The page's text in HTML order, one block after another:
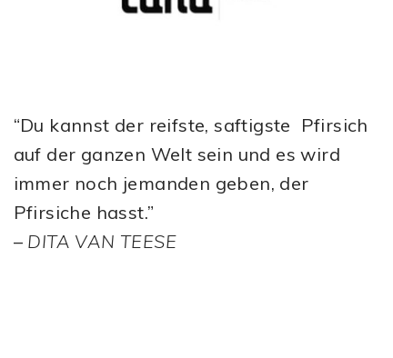
“Du kannst der reifste, saftigste Pfirsich
auf der ganzen Welt sein und es wird
immer noch jemanden geben, der
Pfirsiche hasst.”
– DITA VAN TEESE